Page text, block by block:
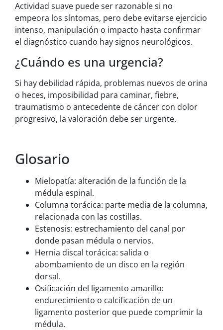
Actividad suave puede ser razonable si no
empeora los síntomas, pero debe evitarse ejercicio
intenso, manipulación o impacto hasta confirmar
el diagnóstico cuando hay signos neurológicos.
¿Cuándo es una urgencia?
Si hay debilidad rápida, problemas nuevos de orina
o heces, imposibilidad para caminar, fiebre,
traumatismo o antecedente de cáncer con dolor
progresivo, la valoración debe ser urgente.
Glosario
Mielopatía: alteración de la función de la
médula espinal.
Columna torácica: parte media de la columna,
relacionada con las costillas.
Estenosis: estrechamiento del canal por
donde pasan médula o nervios.
Hernia discal torácica: salida o
abombamiento de un disco en la región
dorsal.
Osificación del ligamento amarillo:
endurecimiento o calcificación de un
ligamento posterior que puede comprimir la
médula.